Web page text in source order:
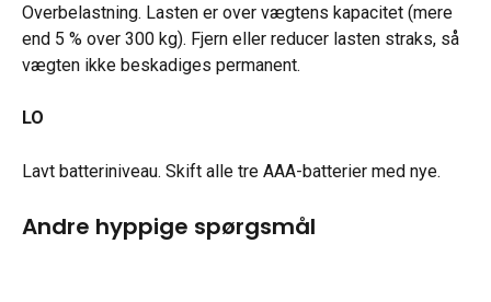
Overbelastning. Lasten er over vægtens kapacitet (mere
end 5 % over 300 kg). Fjern eller reducer lasten straks, så
vægten ikke beskadiges permanent.
LO
Lavt batteriniveau. Skift alle tre AAA-batterier med nye.
Andre hyppige spørgsmål